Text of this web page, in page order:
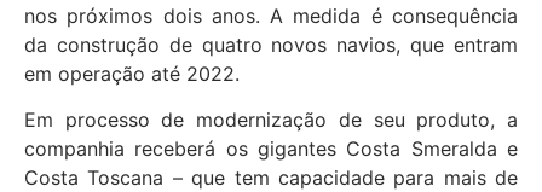
nos próximos dois anos. A medida é consequência
da construção de quatro novos navios, que entram
em operação até 2022.
Em processo de modernização de seu produto, a
companhia receberá os gigantes Costa Smeralda e
Costa Toscana – que tem capacidade para mais de